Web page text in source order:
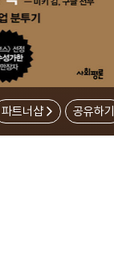
파트너샵 공유하기